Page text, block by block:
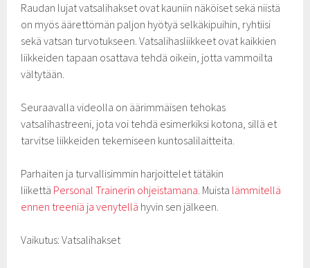
Raudan lujat vatsalihakset ovat kauniin näköiset sekä niistä
on myös äärettömän paljon hyötyä selkäkipuihin, ryhtiisi
sekä vatsan turvotukseen. Vatsalihasliikkeet ovat kaikkien
liikkeiden tapaan osattava tehdä oikein, jotta vammoilta
vältytään.
Seuraavalla videolla on äärimmäisen tehokas
vatsalihastreeni, jota voi tehdä esimerkiksi kotona, sillä et
tarvitse liikkeiden tekemiseen kuntosalilaitteita.
Parhaiten ja turvallisimmin harjoittelet tätäkin
liikettä Personal Trainerin ohjeistamana. Muista lämmitellä
ennen treeniä ja venytellä hyvin sen jälkeen.
Vaikutus: Vatsalihakset